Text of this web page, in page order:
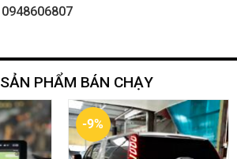
PHẨM BÁN CHẠY
-9%